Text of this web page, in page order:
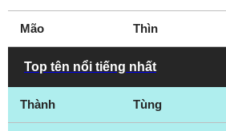
Mão Thìn
Top tên nổi tiếng nhất
Thành Tùng